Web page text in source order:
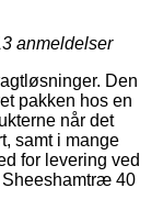
anmeldelser
Den
pakken hos en
når det
samt i mange
for levering ved
40